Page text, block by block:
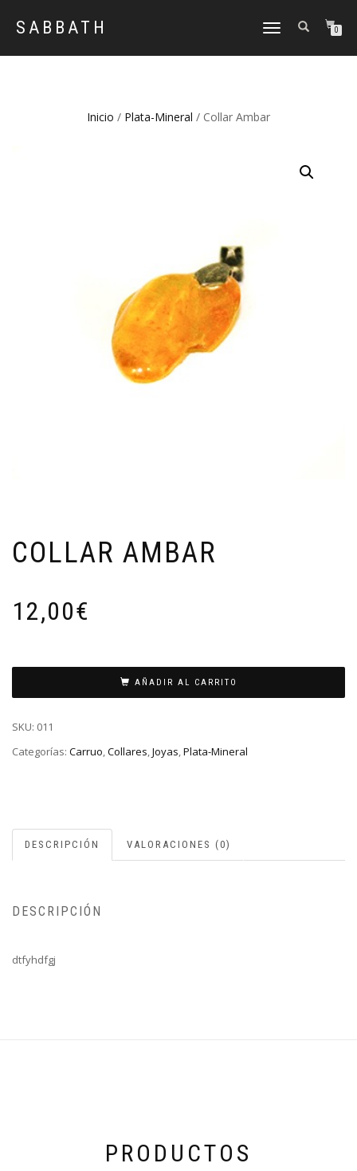
SABBATH
CAMBIAR
0
Inicio / Plata-Mineral / Collar Ambar
COLLAR AMBAR
12,00€
AÑADIR AL CARRITO
SKU: 011
Categorías: Carruo,Collares,Joyas,Plata-Mineral
DESCRIPCIÓN VALORACIONES (0)
DESCRIPCIÓN
dtfyhdfgj
PRODUCTOS